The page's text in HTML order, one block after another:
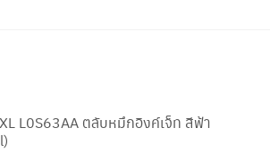
L0S63AA ตลับหมึกอิงค์เจ็ท สีฟ้า